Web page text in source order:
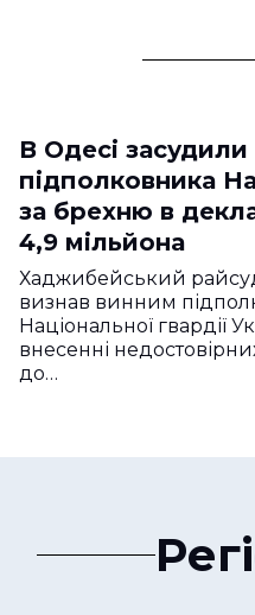
В Одесі засудили
підполковника
за брехню в
4,9 мільйона
Хаджибейський
визнав винним
Національної гвардії
внесенні
до…